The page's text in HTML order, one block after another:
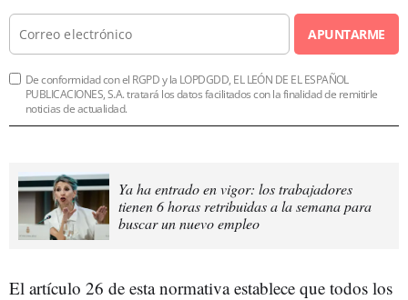
APUNTARME
De conformidad con el RGPD y la LOPDGDD, EL LEÓN DE EL ESPAÑOL
PUBLICACIONES, S.A. tratará los datos facilitados con la finalidad de remitirle
noticias de actualidad.
Ya ha entrado en vigor: los trabajadores
tienen 6 horas retribuidas a la semana para
buscar un nuevo empleo
El artículo 26 de esta normativa establece que todos los